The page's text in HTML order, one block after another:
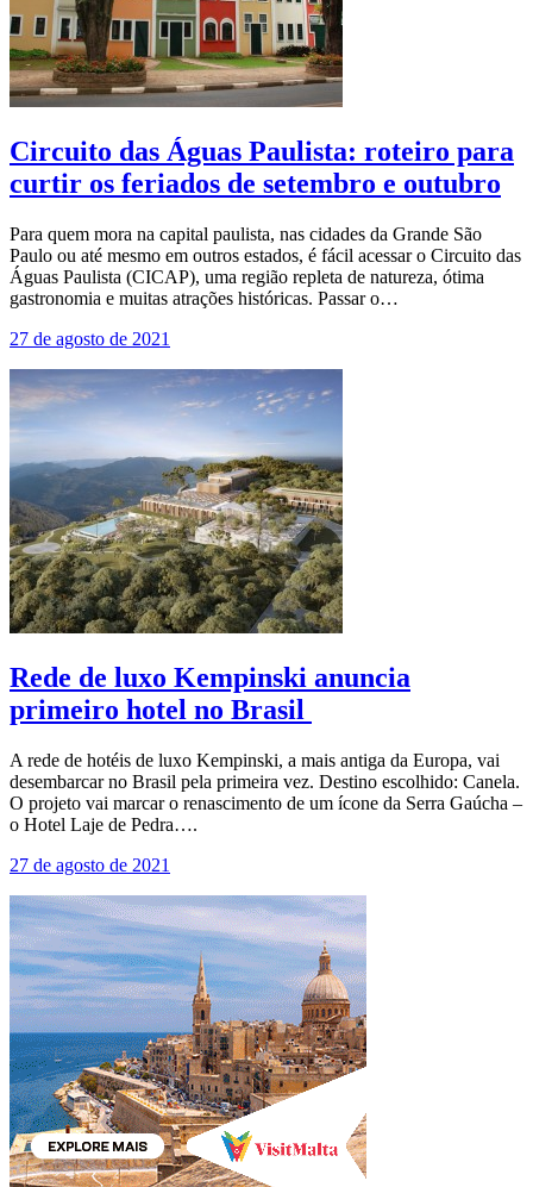
Circuito das Águas Paulista: roteiro para
curtir os feriados de setembro e outubro
Para quem mora na capital paulista, nas cidades da Grande São
Paulo ou até mesmo em outros estados, é fácil acessar o Circuito das
Águas Paulista (CICAP), uma região repleta de natureza, ótima
gastronomia e muitas atrações históricas. Passar o…
27 de agosto de 2021
Rede de luxo Kempinski anuncia
primeiro hotel no Brasil
A rede de hotéis de luxo Kempinski, a mais antiga da Europa, vai
desembarcar no Brasil pela primeira vez. Destino escolhido: Canela.
O projeto vai marcar o renascimento de um ícone da Serra Gaúcha –
o Hotel Laje de Pedra….
27 de agosto de 2021